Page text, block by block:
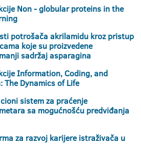
Non - globular proteins in the
potrošača akrilamidu kroz pristup
koje su proizvedene
sadržaj asparagina
Information, Coding, and
Dynamics of Life
sistem za praćenje
sa mogućnošću predviđanja
za razvoj karijere istraživača u